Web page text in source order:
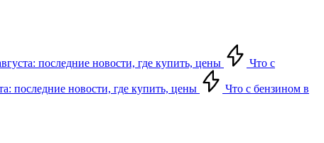
последние новости, где купить, цены Что с
последние новости, где купить, цены
Что с бензином в